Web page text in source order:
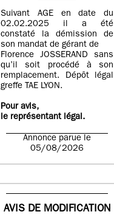
Suivant AGE en date du
02.02.2025 il a été
constaté la démission de
son mandat de gérant de
Florence JOSSERAND sans
qu’il soit procédé à son
remplacement. Dépôt légal
greffe TAE LYON.
Pour avis,
le représentant légal.
Annonce parue le
05/08/2026
AVIS DE MODIFICATION